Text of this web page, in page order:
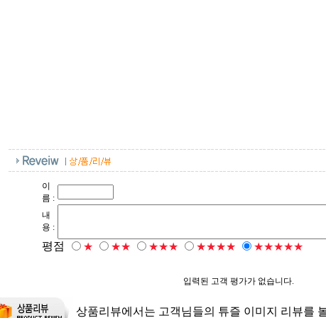
이
름 :
내
용 :
평점 ★ ★★ ★★★ ★★★★ ★★★★★
입력된 고객 평가가 없습니다.
상품리뷰에서는 고객님들의 튜즐 이미지 리뷰를